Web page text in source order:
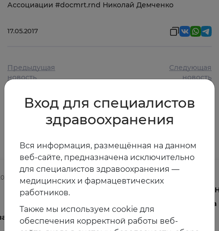
Ассоциации #docmrt.rnd Николай Демченко
17.05.2017
Предыдущая
новость
Следующая
новость
Другие новости
03.08.2026
Осведомленность врачей о
менопаузе и менопаузальной
гормональной терапии в
V
Вход для специалистов
здравоохранения
Вся информация, размещённая на данном
веб-сайте, предназначена исключительно
для специалистов здравоохранения —
медицинских и фармацевтических
работников.
Также мы используем cookie для
обеспечения корректной работы веб-